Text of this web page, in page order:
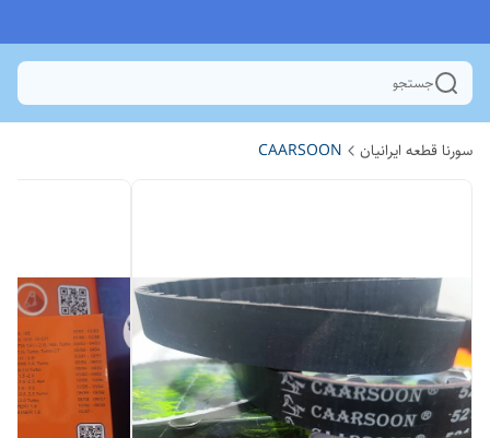
جستجو
سورنا قطعه ایرانیان CAARSOON